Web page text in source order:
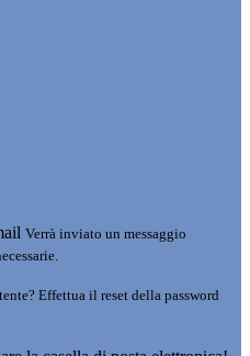
Verrà inviato un messaggio
Effettua il reset della password